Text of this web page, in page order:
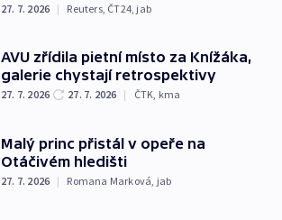
27. 7. 2026 | Reuters, ČT24 jab
AVU zřídila pietní místo za Knížáka,
galerie chystají retrospektivy
27. 7. 2026 27. 7. 2026 | ČTK, kma
Malý princ přistál v opeře na
Otáčivém hledišti
27. 7. 2026 | Romana Marková jab